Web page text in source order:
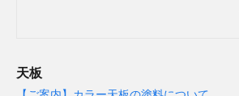
天板